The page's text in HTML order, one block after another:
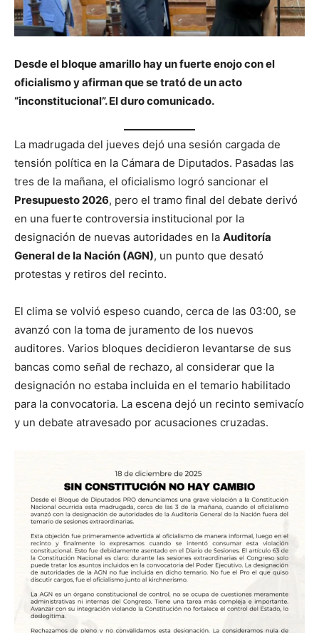
Desde el bloque amarillo hay un fuerte enojo con el
oficialismo y afirman que se trató de un acto
“inconstitucional”. El duro comunicado.
La madrugada del jueves dejó una sesión cargada de
tensión política en la Cámara de Diputados. Pasadas las
tres de la mañana, el oficialismo logró sancionar el
Presupuesto 2026, pero el tramo final del debate derivó
en una fuerte controversia institucional por la
designación de nuevas autoridades en la Auditoría
General de la Nación (AGN), un punto que desató
protestas y retiros del recinto.
El clima se volvió espeso cuando, cerca de las 03:00, se
avanzó con la toma de juramento de los nuevos
auditores. Varios bloques decidieron levantarse de sus
bancas como señal de rechazo, al considerar que la
designación no estaba incluida en el temario habilitado
para la convocatoria. La escena dejó un recinto semivacío
y un debate atravesado por acusaciones cruzadas.